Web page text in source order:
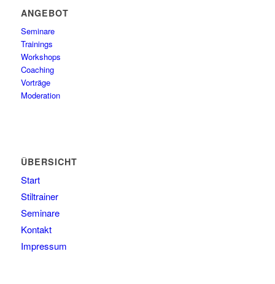
ANGEBOT
Seminare
Trainings
Workshops
Coaching
Vorträge
Moderation
ÜBERSICHT
Start
Stiltrainer
Seminare
Kontakt
Impressum